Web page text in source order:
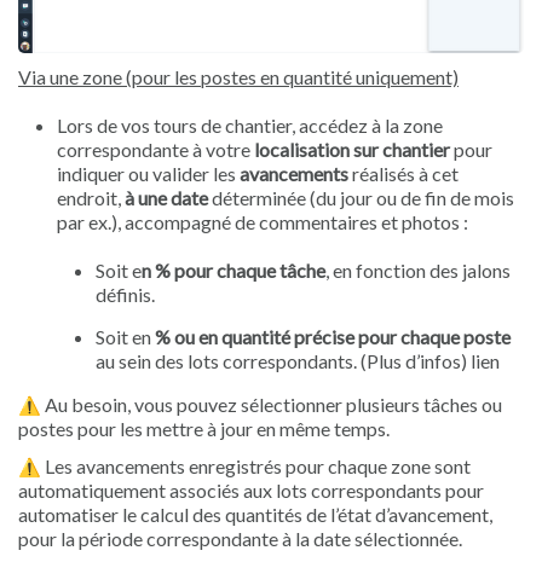
Via une zone (pour les postes en quantité uniquement)
Lors de vos tours de chantier, accédez à la zone
correspondante à votre localisation sur chantierpour
indiquer ou valider les avancementsréalisés à cet
endroit,à une datedéterminée (du jour ou de fin de mois
par ex.), accompagné de commentaires et photos :
Soit en % pour chaque tâche, en fonction des jalons
définis.
Soit en% ou en quantité précise pour chaque poste
au sein des lots correspondants. (Plus d’infos) lien
⚠️ Au besoin, vous pouvez sélectionner plusieurs tâches ou
postes pour les mettre à jour en même temps.
⚠️ Les avancements enregistrés pour chaque zone sont
automatiquement associés aux lots correspondants pour
automatiser le calcul des quantités de l’état d’avancement,
pour la période correspondante à la date sélectionnée.